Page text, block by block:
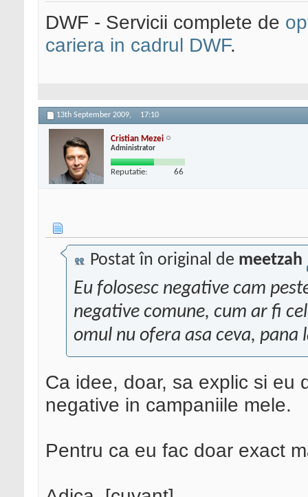
DWF - Servicii complete de
cariera in cadrul DWF.
13th September 2009, 17:10
Cristian Mezei
Administrator
Reputatie: 66
Postat în original de meetzah
Eu folosesc negative cam
negative comune, cum ar fi
omul nu ofera asa ceva, pana
Ca idee, doar, sa explic si eu
negative in campaniile mele.
Pentru ca eu fac doar exact